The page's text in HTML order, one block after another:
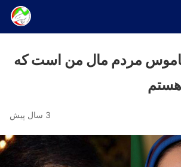
مردم مال من است که
3 سال پیش